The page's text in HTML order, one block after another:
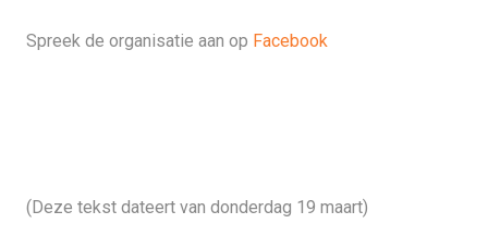
Spreek de organisatie aan op Facebook
(Deze tekst dateert van donderdag 19 maart)